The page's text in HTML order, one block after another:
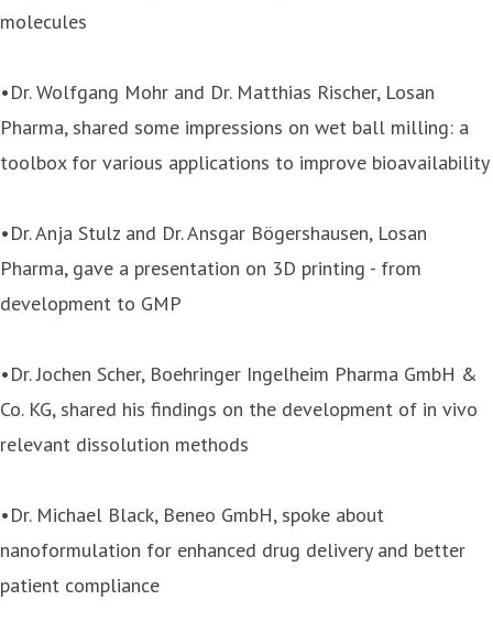
molecules
•Dr. Wolfgang Mohr and Dr. Matthias Rischer, Losan
Pharma, shared some impressions on wet ball milling: a
toolbox for various applications to improve bioavailability
•Dr. Anja Stulz and Dr. Ansgar Bögershausen, Losan
Pharma, gave a presentation on 3D printing - from
development to GMP
•Dr. Jochen Scher, Boehringer Ingelheim Pharma GmbH &
Co. KG, shared his findings on the development of in vivo
relevant dissolution methods
•Dr. Michael Black, Beneo GmbH, spoke about
nanoformulation for enhanced drug delivery and better
patient compliance